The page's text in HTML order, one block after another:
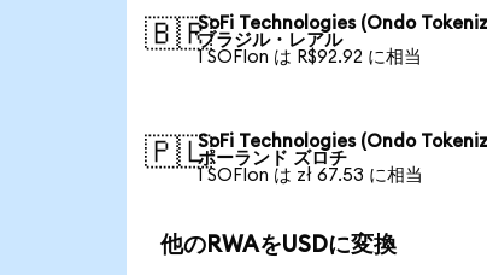
🇧🇷SoFi Technologies (Ondo
ブラジル・レアル
1 SOFIon は R$92.92 に相当
🇵🇱SoFi Technologies (Ondo
ポーランド ズロチ
1 SOFIon は zł 67.53 に相当
他のRWAをUSDに変換